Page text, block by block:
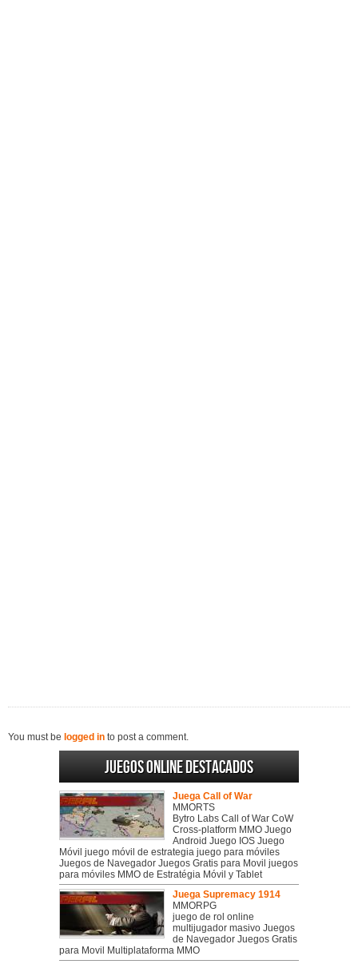
You must be logged in to post a comment.
Juegos online destacados
Juega Call of War
MMORTS
Bytro Labs Call of War CoW
Cross-platform MMO Juego
Android Juego IOS Juego
Móvil juego móvil de estrategia juego para móviles
Juegos de Navegador Juegos Gratis para Movil juegos
para móviles MMO de Estratégia Móvil y Tablet
Juega Supremacy 1914
MMORPG
juego de rol online
multijugador masivo Juegos
de Navegador Juegos Gratis
para Movil Multiplataforma MMO